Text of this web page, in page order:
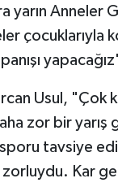
yarın
çocuklarıyla
Usul, "Çok
zor bir
tavsiye
Kar